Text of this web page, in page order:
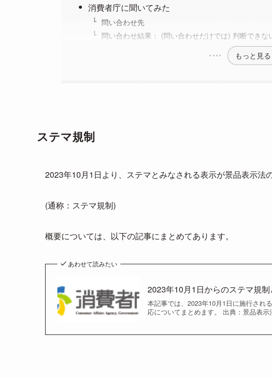
消費者庁に聞いてみた
問い合わせ先
問い合わせ結果： (問い合わせだけでは) 判断できな
もっと見る
ステマ規制
2023年10月1日より、ステマとみなされる表示が景品表示法
(通称：ステマ規制)
概要については、以下の記事にまとめてあります。
あわせて読みたい
2023年10月1日からのステマ規
本記事では、2023年10月1日に施行され
応についてまとめます。 出典：景品表